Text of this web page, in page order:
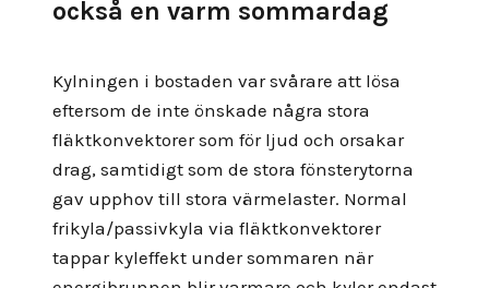
också en varm sommardag
Kylningen i bostaden var svårare att lösa
eftersom de inte önskade några stora
fläktkonvektorer som för ljud och orsakar
drag, samtidigt som de stora fönsterytorna
gav upphov till stora värmelaster. Normal
frikyla/passivkyla via fläktkonvektorer
tappar kyleffekt under sommaren när